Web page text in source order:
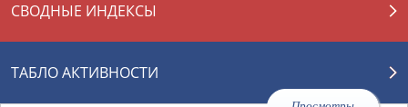
СВОДНЫЕ ИНДЕКСЫ
ТАБЛО АКТИВНОСТИ